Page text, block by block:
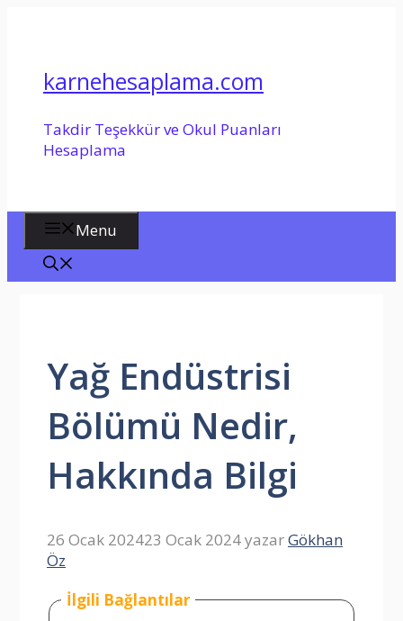
karnehesaplama.com
Takdir Teşekkür ve Okul Puanları
Hesaplama
Menu
Yağ Endüstrisi
Bölümü Nedir,
Hakkında Bilgi
26 Ocak 202423 Ocak 2024yazarGökhan
Öz
İlgili Bağlantılar